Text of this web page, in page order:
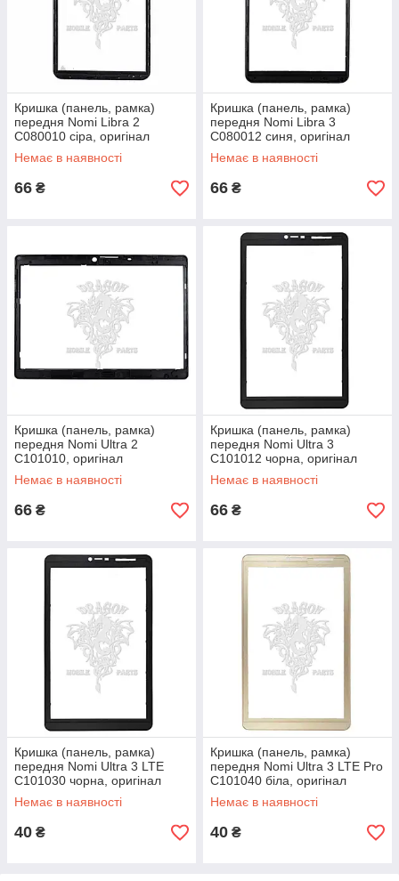
Кришка (панель, рамка)
передня Nomi Libra 2
C080010 сіра, оригінал
Немає в наявності
66 ₴
Кришка (панель, рамка)
передня Nomi Libra 3
C080012 синя, оригінал
Немає в наявності
66 ₴
Кришка (панель, рамка)
передня Nomi Ultra 2
C101010, оригінал
Немає в наявності
66 ₴
Кришка (панель, рамка)
передня Nomi Ultra 3
C101012 чорна, оригінал
Немає в наявності
66 ₴
Кришка (панель, рамка)
передня Nomi Ultra 3 LTE
C101030 чорна, оригінал
Немає в наявності
40 ₴
Кришка (панель, рамка)
передня Nomi Ultra 3 LTE Pro
C101040 біла, оригінал
Немає в наявності
40 ₴